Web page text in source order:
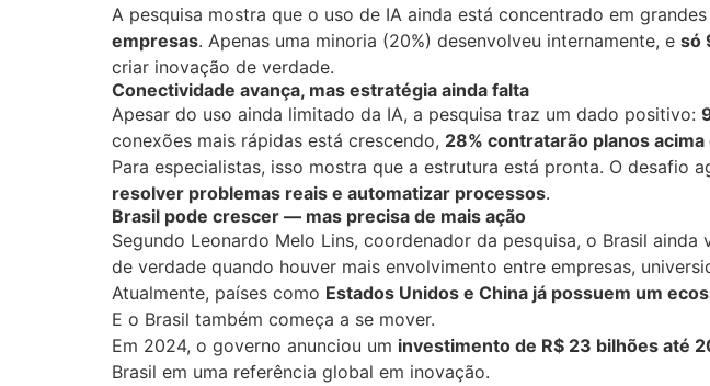
A pesquisa mostra que o uso de IA ainda está concentrado em
empresas. Apenas uma minoria (20%) desenvolveu internamente, e só
criar inovação de verdade.
Conectividade avança, mas estratégia ainda falta
Apesar do uso ainda limitado da IA, a pesquisa traz um dado positivo:
conexões mais rápidas está crescendo, 28% contratarão planos
Para especialistas, isso mostra que a estrutura está pronta. O desafio
resolver problemas reais e automatizar processos.
Brasil pode crescer — mas precisa de mais ação
Segundo Leonardo Melo Lins, coordenador da pesquisa, o Brasil
de verdade quando houver mais envolvimento entre empresas,
Atualmente, países como Estados Unidos e China já possuem um
E o Brasil também começa a se mover.
Em 2024, o governo anunciou um investimento de R$ 23 bilhões até
Brasil em uma referência global em inovação.